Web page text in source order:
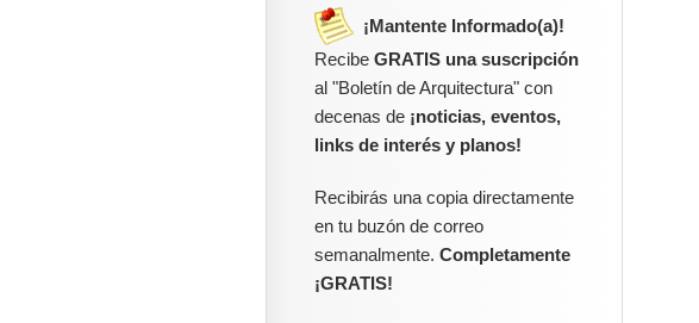
¡Mantente Informado(a)!
Recibe GRATIS una suscripción
al "Boletín de Arquitectura" con
decenas de ¡noticias, eventos,
links de interés y planos!
Recibirás una copia directamente
en tu buzón de correo
semanalmente. Completamente
¡GRATIS!